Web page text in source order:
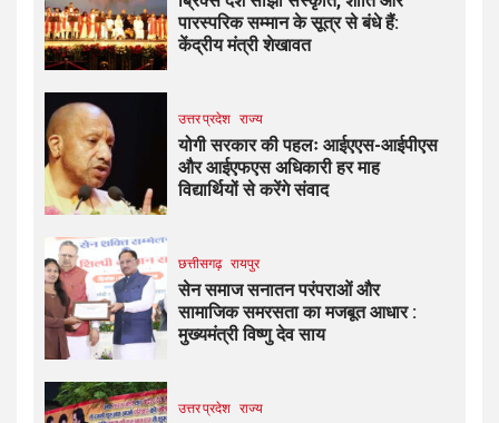
पारस्परिक सम्मान के सूत्र से बंधे हैं:
केंद्रीय मंत्री शेखावत
उत्तर प्रदेश राज्य
योगी सरकार की पहलः आईएएस-आईपीएस
और आईएफएस अधिकारी हर माह
विद्यार्थियों से करेंगे संवाद
छत्तीसगढ़ रायपुर
सेन समाज सनातन परंपराओं और
सामाजिक समरसता का मजबूत आधार :
मुख्यमंत्री विष्णु देव साय
उत्तर प्रदेश राज्य